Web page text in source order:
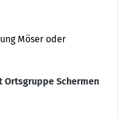
Möser oder
Schermen